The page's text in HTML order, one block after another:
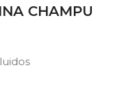
CHAMPU